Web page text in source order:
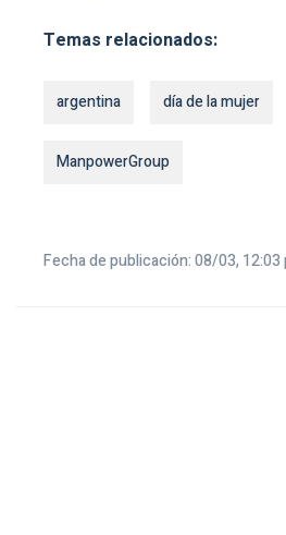
Temas relacionados:
argentina día de la mujer
ManpowerGroup
Fecha de publicación: 08/03, 12:03